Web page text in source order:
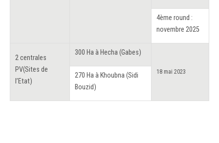
4ème round :
novembre 2025
2 centrales
PV(Sites de
l’Etat)
300 Ha à Hecha (Gabes)
18 mai 2023
270 Ha à Khoubna (Sidi
Bouzid)